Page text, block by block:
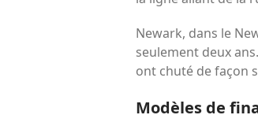
Newark, dans le
seulement deux
ont chuté de façon
Modèles de